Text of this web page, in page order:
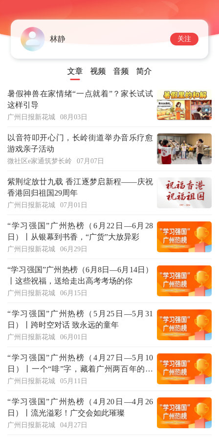
林静 关注
文章 视频 音频 简介
暑假神兽在家情绪“一点就着”？家长试试
这样引导
广州日报新花城 08月03日
以音符叩开心门，长岭街道举办音乐疗愈
游戏亲子活动
微社区e家通筑梦长岭 07月07日
紫荆绽放廿九载 香江逐梦启新程——庆祝
香港回归祖国29周年
广州日报新花城 07月01日
“学习强国”广州热榜（6月22日—6月28
日）丨从银幕到书香，“广货”大放异彩
广州日报新花城 06月29日
“学习强国”广州热榜（6月8日—6月14日）
丨这些祝福，送给走出高考考场的你
广州日报新花城 06月15日
“学习强国”广州热榜（5月25日—5月31
日）丨跨时空对话 致永远的童年
广州日报新花城 06月01日
“学习强国”广州热榜（4月27日—5月10
日）丨一个“啡”字，藏着广州两百年的开
放与时尚
广州日报新花城 05月11日
“学习强国”广州热榜（4月20日—4月26
日）丨流光溢彩！广交会如此璀璨
广州日报新花城 04月27日